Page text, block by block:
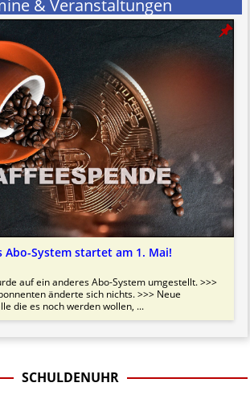
& Veranstaltungen
Abo-System startet am 1. Mai!
auf ein anderes Abo-System umgestellt. >>>
änderte sich nichts. >>> Neue
die es noch werden wollen, ...
SCHULDENUHR